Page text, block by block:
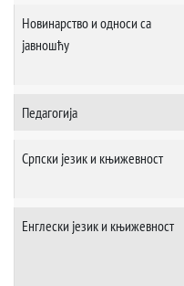
Новинарствo и односи са
јавношћу
Педагогија
Српски језик и књижевност
Енглески језик и књижевност